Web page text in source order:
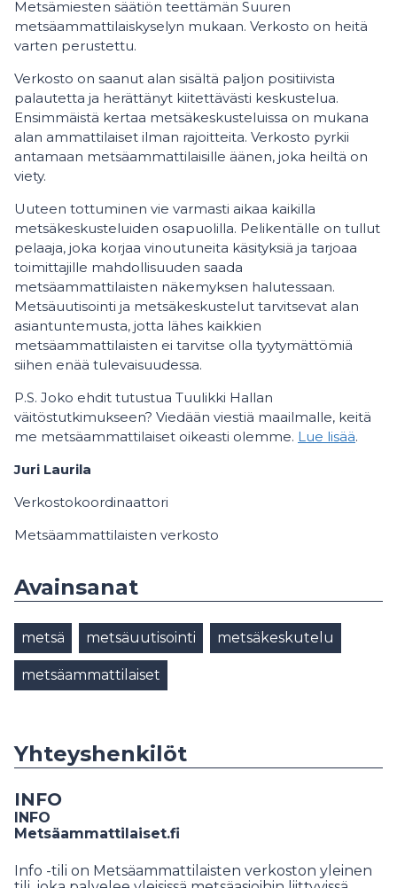
Metsämiesten säätiön teettämän Suuren
metsäammattilaiskyselyn mukaan. Verkosto on heitä
varten perustettu.
Verkosto on saanut alan sisältä paljon positiivista
palautetta ja herättänyt kiitettävästi keskustelua.
Ensimmäistä kertaa metsäkeskusteluissa on mukana
alan ammattilaiset ilman rajoitteita. Verkosto pyrkii
antamaan metsäammattilaisille äänen, joka heiltä on
viety.
Uuteen tottuminen vie varmasti aikaa kaikilla
metsäkeskusteluiden osapuolilla. Pelikentälle on tullut
pelaaja, joka korjaa vinoutuneita käsityksiä ja tarjoaa
toimittajille mahdollisuuden saada
metsäammattilaisten näkemyksen halutessaan.
Metsäuutisointi ja metsäkeskustelut tarvitsevat alan
asiantuntemusta, jotta lähes kaikkien
metsäammattilaisten ei tarvitse olla tyytymättömiä
siihen enää tulevaisuudessa.
P.S. Joko ehdit tutustua Tuulikki Hallan
väitöstutkimukseen? Viedään viestiä maailmalle, keitä
me metsäammattilaiset oikeasti olemme. Lue lisää.
Juri Laurila
Verkostokoordinaattori
Metsäammattilaisten verkosto
Avainsanat
metsä metsäuutisointi metsäkeskutelu
metsäammattilaiset
Yhteyshenkilöt
INFO
INFO
Metsäammattilaiset.fi
Info -tili on Metsäammattilaisten verkoston yleinen